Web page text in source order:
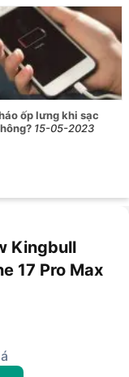
Tây Ninh
Vĩnh Long
ốp lưng khi sạc
15-05-2023
Kingbull
17 Pro Max